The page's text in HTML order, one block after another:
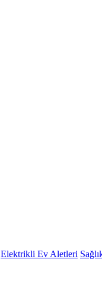
Elektrikli Ev Aletleri